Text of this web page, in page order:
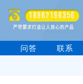
问答 联系